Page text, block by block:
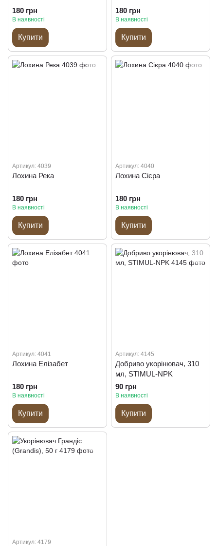
180 грн
В наявності
Купити
180 грн
В наявності
Купити
Артикул: 4039
Лохина Река
180 грн
В наявності
Купити
Артикул: 4040
Лохина Сієра
180 грн
В наявності
Купити
Артикул: 4041
Лохина Елізабет
180 грн
В наявності
Купити
Артикул: 4145
Добриво укорінювач, 310
мл, STIMUL-NPK
90 грн
В наявності
Купити
Артикул: 4179